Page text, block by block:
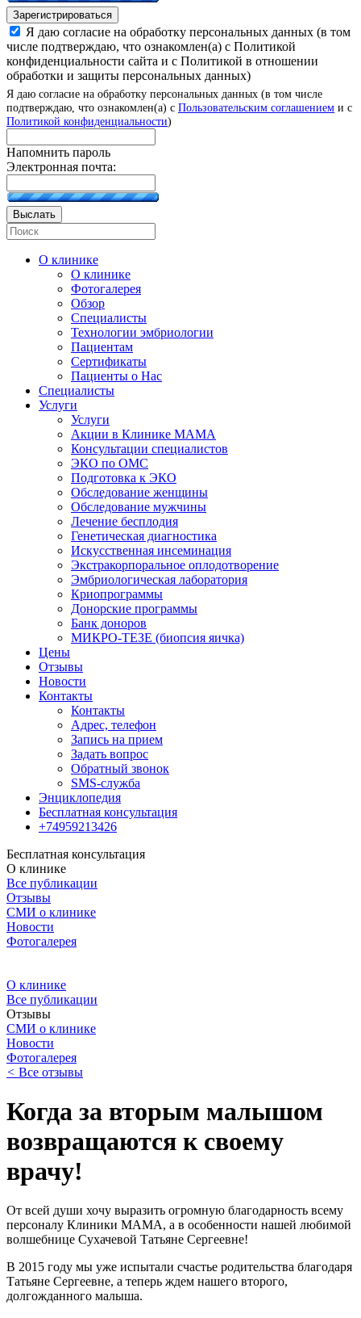
Зарегистрироваться
Я даю согласие на обработку персональных данных (в том
числе подтверждаю, что ознакомлен(а) с Политикой
конфиденциальности сайта и с Политикой в отношении
обработки и защиты персональных данных)
Я даю согласие на обработку персональных данных (в том числе
подтверждаю, что ознакомлен(а) с Пользовательским соглашением и с
Политикой конфиденциальности)
Напомнить пароль
Электронная почта:
Выслать
О клинике
О клинике
Фотогалерея
Обзор
Специалисты
Технологии эмбриологии
Пациентам
Сертификаты
Пациенты о Нас
Специалисты
Услуги
Услуги
Акции в Клинике МАМА
Консультации специалистов
ЭКО по ОМС
Подготовка к ЭКО
Обследование женщины
Обследование мужчины
Лечение бесплодия
Генетическая диагностика
Искусственная инсеминация
Экстракорпоральное оплодотворение
Эмбриологическая лаборатория
Криопрограммы
Донорские программы
Банк доноров
МИКРО-ТЕЗЕ (биопсия яичка)
Цены
Отзывы
Новости
Контакты
Контакты
Адрес, телефон
Запись на прием
Задать вопрос
Обратный звонок
SMS-служба
Энциклопедия
Бесплатная консультация
+74959213426
Бесплатная консультация
О клинике
Все публикации
Отзывы
СМИ о клинике
Новости
Фотогалерея
О клинике
Все публикации
Отзывы
СМИ о клинике
Новости
Фотогалерея
< Все отзывы
Когда за вторым малышом
возвращаются к своему
врачу!
От всей души хочу выразить огромную благодарность всему
персоналу Клиники МАМА, а в особенности нашей любимой
волшебнице Сухачевой Татьяне Сергеевне!
В 2015 году мы уже испытали счастье родительства благодаря
Татьяне Сергеевне, а теперь ждем нашего второго,
долгожданного малыша.